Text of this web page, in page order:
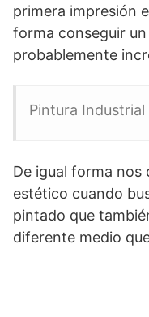
primera impresión
forma conseguir
probablemente
Pintura
De igual forma
estético cuando
pintado que
diferente medio